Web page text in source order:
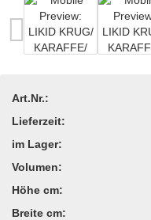
Art.Nr.:
Lieferzeit:
im Lager:
Volumen:
Höhe cm:
Breite cm: